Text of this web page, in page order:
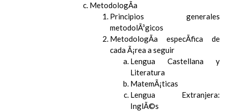
MetodologÃ­a
Principios generales
metodolÃ³gicos
MetodologÃ­a especÃ­fica de
cada Ã¡rea a seguir
Lengua Castellana y
Literatura
MatemÃ¡ticas
Lengua Extranjera:
InglÃ©s